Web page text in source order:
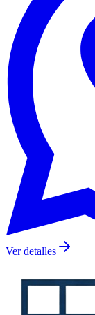
Ver detalles